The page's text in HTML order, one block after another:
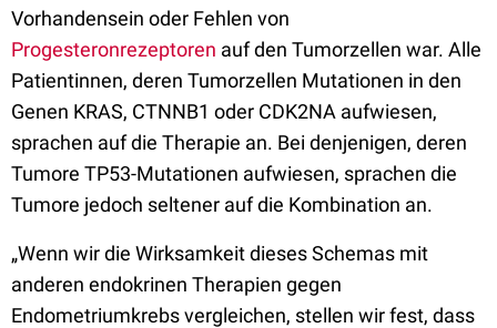
Vorhandensein oder Fehlen von
Progesteronrezeptoren auf den Tumorzellen war. Alle
Patientinnen, deren Tumorzellen Mutationen in den
Genen KRAS, CTNNB1 oder CDK2NA aufwiesen,
sprachen auf die Therapie an. Bei denjenigen, deren
Tumore TP53-Mutationen aufwiesen, sprachen die
Tumore jedoch seltener auf die Kombination an.
„Wenn wir die Wirksamkeit dieses Schemas mit
anderen endokrinen Therapien gegen
Endometriumkrebs vergleichen, stellen wir fest, dass